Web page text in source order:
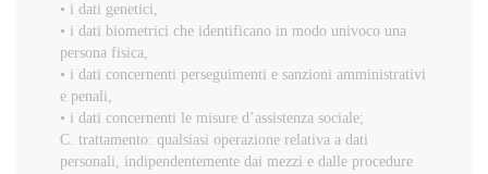
• i dati genetici,
• i dati biometrici che identificano in modo univoco una
persona fisica,
• i dati concernenti perseguimenti e sanzioni amministrativi
e penali,
• i dati concernenti le misure d’assistenza sociale;
C. trattamento: qualsiasi operazione relativa a dati
personali, indipendentemente dai mezzi e dalle procedure